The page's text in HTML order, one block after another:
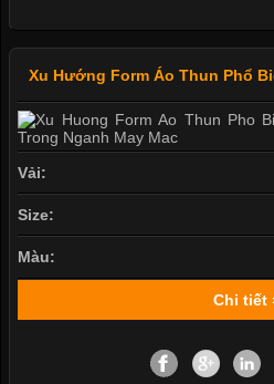
Xu Hướng Form Áo Thun Phổ
Vải:
Size:
Màu:
Chi tiết